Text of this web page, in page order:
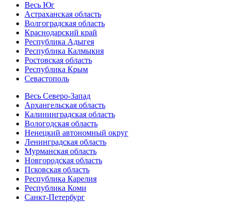
Весь Юг
Астраханская область
Волгоградская область
Краснодарский край
Республика Адыгея
Республика Калмыкия
Ростовская область
Республика Крым
Севастополь
Весь Северо-Запад
Архангельская область
Калининградская область
Вологодская область
Ненецкий автономный округ
Ленинградская область
Мурманская область
Новгородская область
Псковская область
Республика Карелия
Республика Коми
Санкт-Петербург